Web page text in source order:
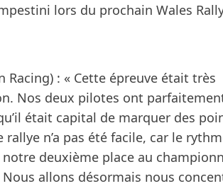
lors du prochain Wales
: « Cette épreuve était très
Nos deux pilotes ont
était capital de marquer des
n’a pas été facile, car le
deuxième place au
Nous allons désormais nous